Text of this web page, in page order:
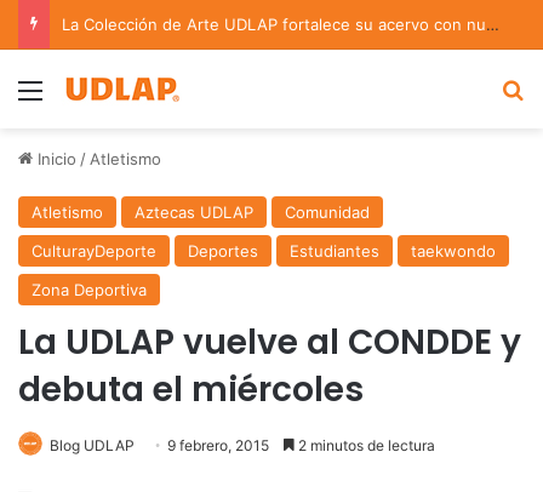
La Colección de Arte UDLAP fortalece su acervo con nuevas obras de artistas emergentes y consolidados
Menu
Inicio / Atletismo
Atletismo Aztecas UDLAP
Comunidad
CulturayDeporte
Deportes Estudiantes
taekwondo
Zona Deportiva
La UDLAP vuelve al CONDDE y
debuta el miércoles
Blog UDLAP 9 febrero, 2015 2 minutos de lectura